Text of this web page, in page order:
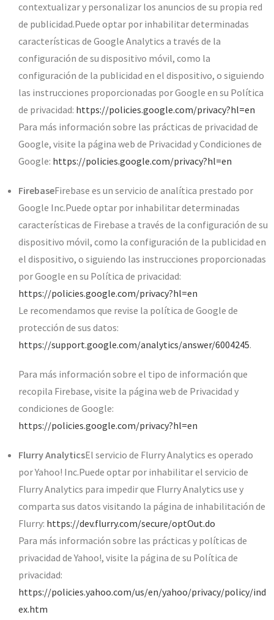
contextualizar y personalizar los anuncios de su propia red
de publicidad.Puede optar por inhabilitar determinadas
características de Google Analytics a través de la
configuración de su dispositivo móvil, como la
configuración de la publicidad en el dispositivo, o siguiendo
las instrucciones proporcionadas por Google en su Política
de privacidad: https://policies.google.com/privacy?hl=en
Para más información sobre las prácticas de privacidad de
Google, visite la página web de Privacidad y Condiciones de
Google: https://policies.google.com/privacy?hl=en
FirebaseFirebase es un servicio de analítica prestado por
Google Inc.Puede optar por inhabilitar determinadas
características de Firebase a través de la configuración de su
dispositivo móvil, como la configuración de la publicidad en
el dispositivo, o siguiendo las instrucciones proporcionadas
por Google en su Política de privacidad:
https://policies.google.com/privacy?hl=en
Le recomendamos que revise la política de Google de
protección de sus datos:
https://support.google.com/analytics/answer/6004245.
Para más información sobre el tipo de información que
recopila Firebase, visite la página web de Privacidad y
condiciones de Google:
https://policies.google.com/privacy?hl=en
Flurry AnalyticsEl servicio de Flurry Analytics es operado
por Yahoo! Inc.Puede optar por inhabilitar el servicio de
Flurry Analytics para impedir que Flurry Analytics use y
comparta sus datos visitando la página de inhabilitación de
Flurry: https://dev.flurry.com/secure/optOut.do
Para más información sobre las prácticas y políticas de
privacidad de Yahoo!, visite la página de su Política de
privacidad:
https://policies.yahoo.com/us/en/yahoo/privacy/policy/ind
ex.htm